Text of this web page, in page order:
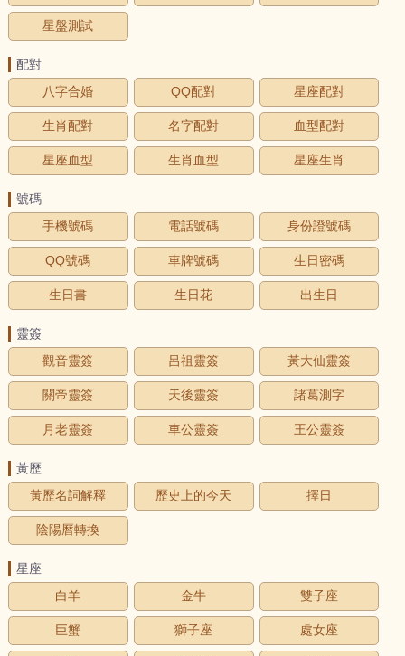
星盤測試
配對
八字合婚
QQ配對 星座配對
生肖配對 名字配對 血型配對
星座血型 生肖血型 星座生肖
號碼
手機號碼
電話號碼 身份證號碼
QQ號碼 車牌號碼 生日密碼
生日書 生日花 出生日
靈簽
觀音靈簽
呂祖靈簽 黃大仙靈簽
關帝靈簽 天後靈簽 諸葛測字
月老靈簽 車公靈簽 王公靈簽
黃歷
黃歷名詞解釋
歷史上的今天 擇日
陰陽曆轉換
星座
白羊
金牛 雙子座
巨蟹 獅子座 處女座